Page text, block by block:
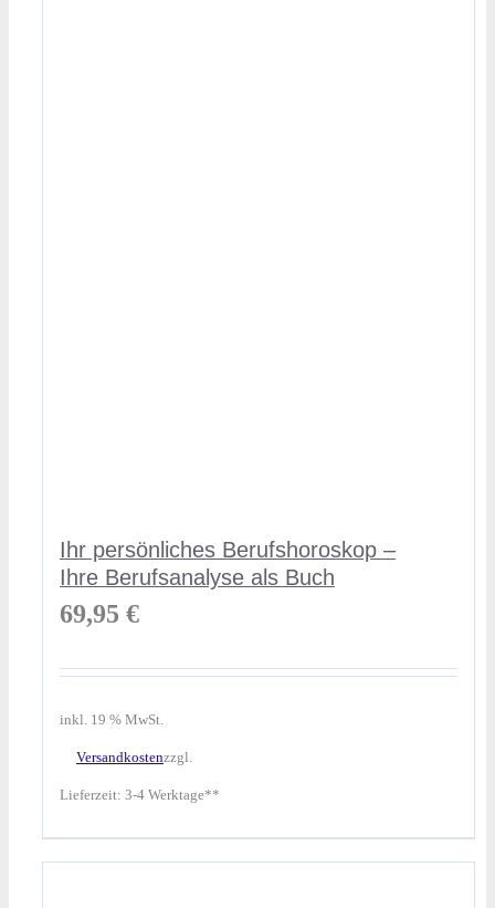
Ihr persönliches Berufshoroskop –
Ihre Berufsanalyse als Buch
69,95 €
inkl. 19 % MwSt.
zzgl.
Versandkosten
Lieferzeit: 3-4 Werktage**